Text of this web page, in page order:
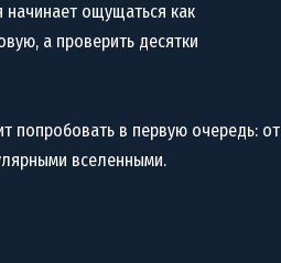
начинает ощущаться как
а проверить десятки
попробовать в первую очередь: от
вселенными.